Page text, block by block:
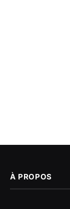
À PROPOS